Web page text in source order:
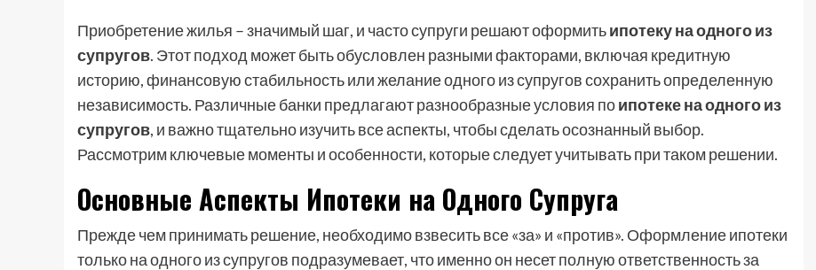
Приобретение жилья – значимый шаг, и часто супруги решают оформитьипотеку на одного из
супругов. Этот подход может быть обусловлен разными факторами, включая кредитную
историю, финансовую стабильность или желание одного из супругов сохранить определенную
независимость. Различные банки предлагают разнообразные условия поипотеке на одного из
супругов, и важно тщательно изучить все аспекты, чтобы сделать осознанный выбор.
Рассмотрим ключевые моменты и особенности, которые следует учитывать при таком решении.
Основные Аспекты Ипотеки на Одного Супруга
Прежде чем принимать решение, необходимо взвесить все «за» и «против». Оформление ипотеки
только на одного из супругов подразумевает, что именно он несет полную ответственность за